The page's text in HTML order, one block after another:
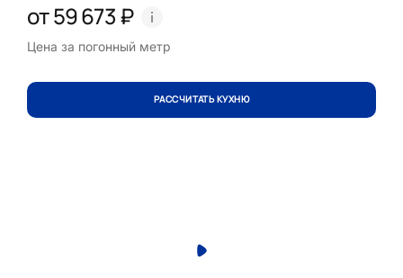
от 59 673 ₽
Цена за погонный метр
РАССЧИТАТЬ КУХНЮ